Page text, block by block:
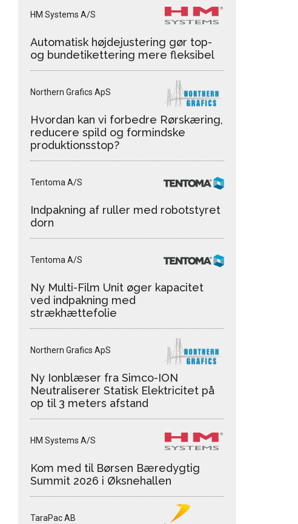
HM Systems A/S
Automatisk højdejustering gør top-
og bundetikettering mere fleksibel
Northern Grafics ApS
Hvordan kan vi forbedre Rørskæring,
reducere spild og formindske
produktionsstop?
Tentoma A/S
Indpakning af ruller med robotstyret
dorn
Tentoma A/S
Ny Multi-Film Unit øger kapacitet
ved indpakning med
strækhættefolie
Northern Grafics ApS
Ny Ionblæser fra Simco-ION
Neutraliserer Statisk Elektricitet på
op til 3 meters afstand
HM Systems A/S
Kom med til Børsen Bæredygtig
Summit 2026 i Øksnehallen
TaraPac AB